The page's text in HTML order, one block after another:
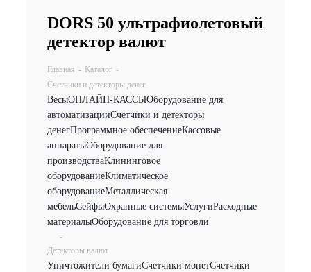
DORS 50 ультрафиолетовый
детектор валют
Главная - Каталог -
Счетчики и детекторы денег
ВесыОНЛАЙН-КАССЫОборудование для
автоматизацииСчетчики и детекторы
денегПрограммное обеспечениеКассовые
аппаратыОборудование для
производстваКлининговое
оборудованиеКлиматическое
оборудованиеМеталлическая
мебельСейфыОхранные системыУслугиРасходные
материалыОборудование для торговли
-
Детекторы валют
Уничтожители бумагиСчетчики монетСчетчики